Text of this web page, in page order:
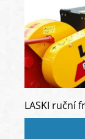
LASKI ruční